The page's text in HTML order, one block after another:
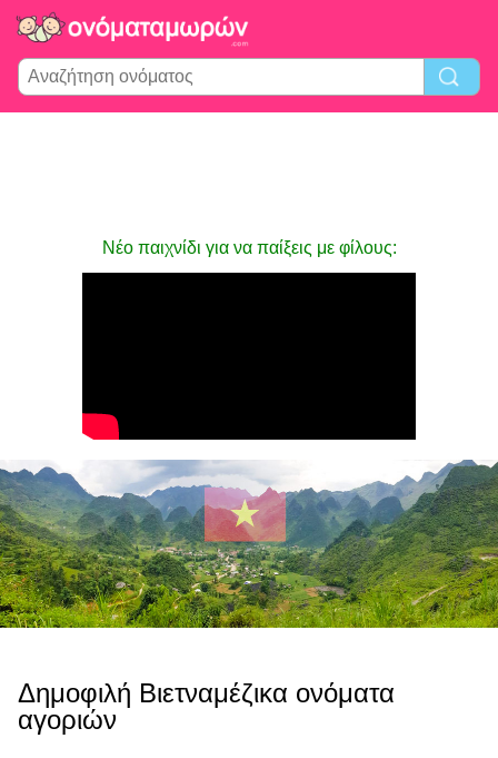
Νέο παιχνίδι για να παίξεις με φίλους:
Δημοφιλή Βιετναμέζικα ονόματα
αγοριών